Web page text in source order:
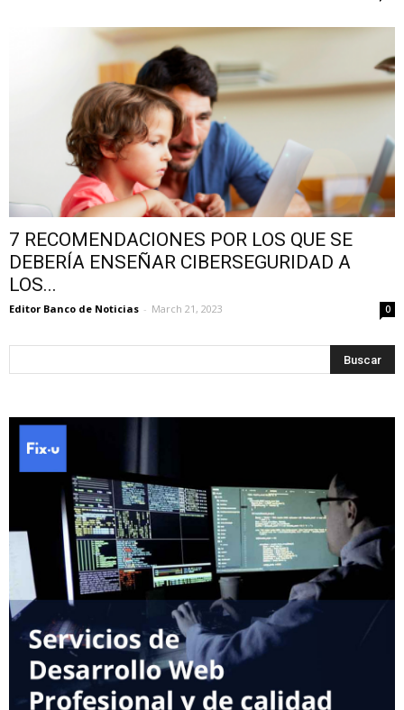
7 RECOMENDACIONES POR LOS QUE SE
DEBERÍA ENSEÑAR CIBERSEGURIDAD A
LOS...
Editor Banco de Noticias - March 21, 2023 0